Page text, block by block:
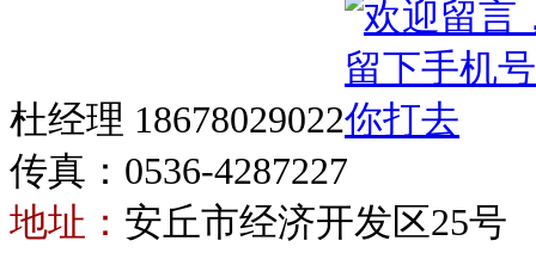
杜经理 18678029022
传真：0536-4287227
地址： 安丘市经济开发区25号